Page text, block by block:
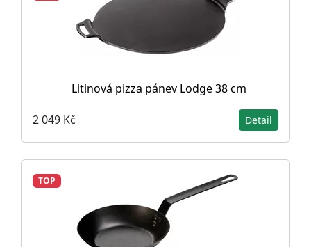
Litinová pizza pánev Lodge 38 cm
2 049 Kč Detail
TOP